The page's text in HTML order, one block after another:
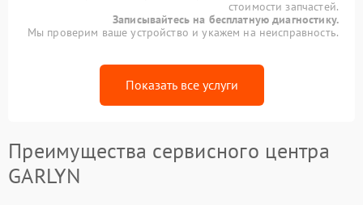
стоимости запчастей.
Записывайтесь на бесплатную диагностику.
Мы проверим ваше устройство и укажем на неисправность.
Показать все услуги
Преимущества сервисного центра
GARLYN